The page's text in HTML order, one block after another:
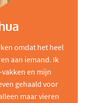
omdat het heel
aan iemand. Ik
en mijn
gehaald voor
maar vieren